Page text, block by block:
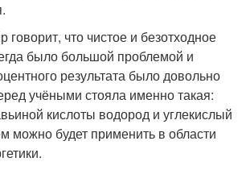
что чистое и безотходное
было большой проблемой и
результата было довольно
учёными стояла именно такая:
кислоты водород и углекислый
можно будет применить в области